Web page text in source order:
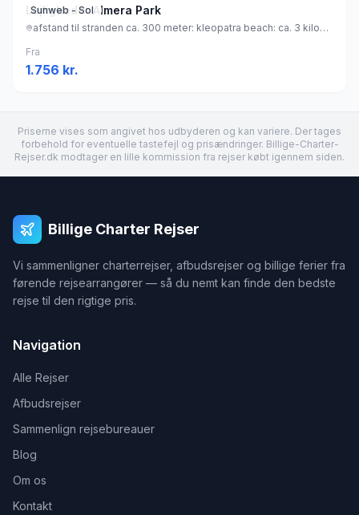
Sunweb - Sol
Lejligheder Almera Park
afstand til stranden ca. 300 meter: kleopatra beach: ca. 3 kilometer (sandstrand), Tyrkiet
Fra
1.756 kr.
Priserne vises som angivet hos udbyderen og kan variere. Der tages
forbehold for eventuelle tastefejl og prisændringer. Billige-Charter-
Rejser.dk modtager en lille kommission fra rejser købt igennem siden.
Billige Charter Rejser
Vi sammenligner charterrejser, afbudsrejser og billige ferier fra
førende rejsearrangører — så du nemt kan finde den bedste
rejse til den rigtige pris.
Navigation
Alle Rejser
Afbudsrejser
Sammenlign rejsebureauer
Blog
Om os
Kontakt